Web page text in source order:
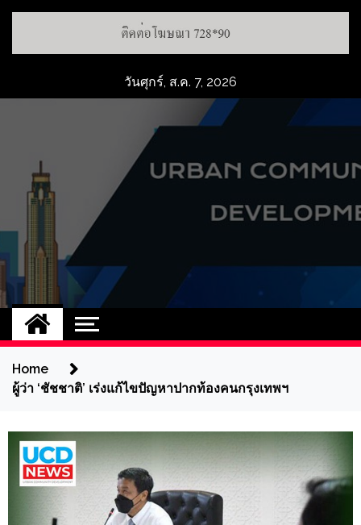
วันศุกร์, ส.ค. 7, 2026
UCD
NEW
Home
ผู้ว่า ‘ชัชชาติ’ เร่งแก้ไขปัญหาปากท้องคนกรุงเทพฯ